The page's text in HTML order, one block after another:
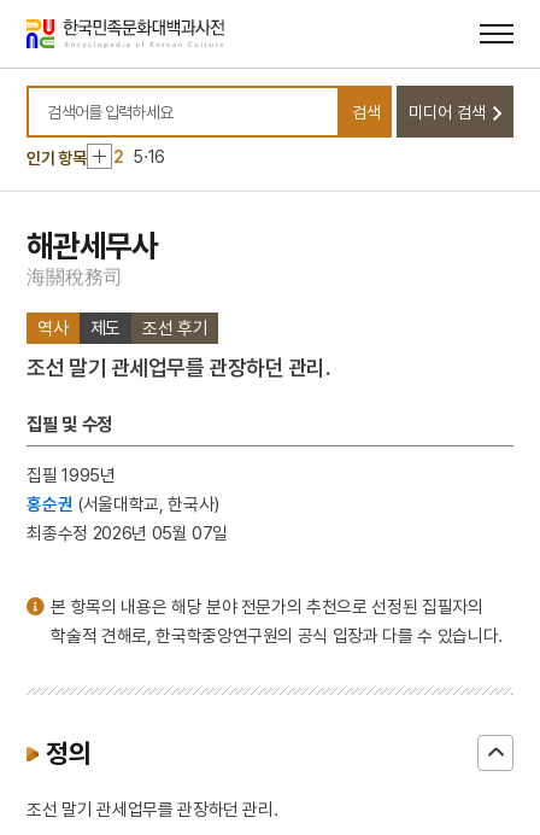
바로가기
바로가기
검색어를 입력하세요
검색 미디어 검색
인기 항목
10
초조본 아비담팔건도론 권24
1 금성대군
2 5·16
3 굴렁쇠 굴리기
4
여수·순천 10·19사건
5
금남정맥
7
양씨 삼강문
8 어복쟁반
10
초조본 아비담팔건도론 권24
1
5·16
5 금남정맥
7
양씨 삼강문
10
해관세무사
海關稅務司
역사 제도 조선 후기
조선 말기 관세업무를 관장하던 관리.
집필 및 수정
집필 1995년
홍순권 (서울대학교, 한국사)
최종수정 2026년 05월 07일
본 항목의 내용은 해당 분야 전문가의 추천으로 선정된 집필자의
학술적 견해로, 한국학중앙연구원의 공식 입장과 다를 수 있습니다.
정의
조선 말기 관세업무를 관장하던 관리.